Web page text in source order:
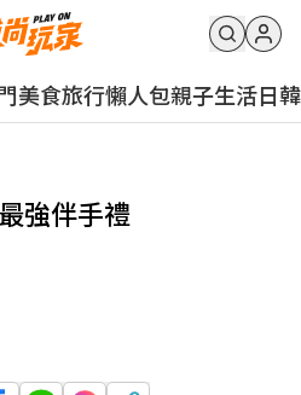
美食旅行懶人包親子生活日韓
強伴手禮